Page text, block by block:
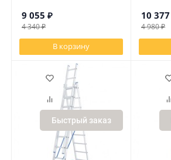
9 055 ₽
4 340₽
В корзину
10 377
4 980₽
Быстрый заказ